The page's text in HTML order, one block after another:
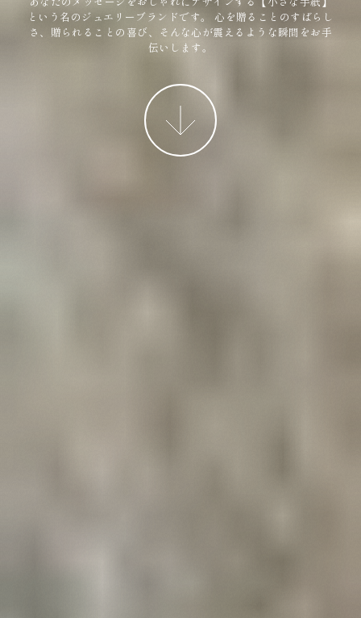
という名のジュエリーブランドです。
心を贈ることのすばらし
さ、贈られることの喜び、そんな心が震えるような瞬間をお手
伝いします。